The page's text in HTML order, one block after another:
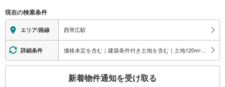
現在の検索条件
エリア/路線 西帯広駅
詳細条件 価格未定を含む｜建築条件付き土地を含む｜土地120m2 以上
新着物件通知を受け取る